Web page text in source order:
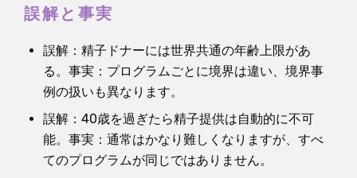
誤解と事実
誤解：精子ドナーには世界共通の年齢上限があ
る。事実：プログラムごとに境界は違い、境界事
例の扱いも異なります。
誤解：40歳を過ぎたら精子提供は自動的に不可
能。事実：通常はかなり難しくなりますが、すべ
てのプログラムが同じではありません。